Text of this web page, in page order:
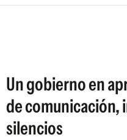
ARGENTINA
Un gobierno en
de comunicación,
silencios